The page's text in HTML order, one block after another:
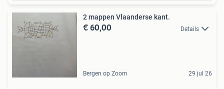
2 mappen Vlaanderse kant.
€ 60,00 Details
Bergen op Zoom 29 jul 26